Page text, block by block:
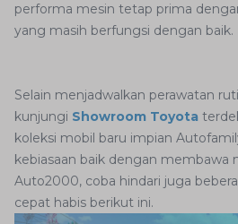
performa mesin tetap prima
yang masih berfungsi dengan baik.
Selain menjadwalkan perawatan
kunjungi Showroom Toyota
koleksi mobil baru impian
kebiasaan baik dengan membawa
Auto2000, coba hindari juga
cepat habis berikut ini.